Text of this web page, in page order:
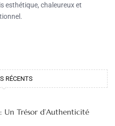
esthétique, chaleureux et
RÉCENTS
Un Trésor d’Authenticité